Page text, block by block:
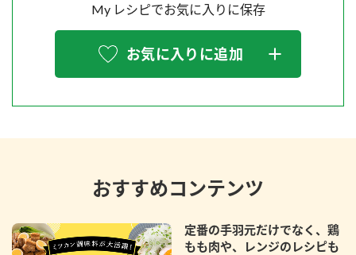
My レシピでお気に入りに保存
お気に入りに追加
おすすめコンテンツ
定番の手羽元だけでなく、鶏
もも肉や、レンジのレシピも